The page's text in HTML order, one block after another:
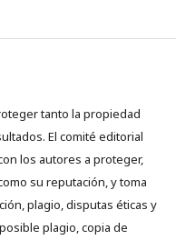
tanto la propiedad
El comité editorial
los autores a proteger,
su reputación, y toma
plagio, disputas éticas y
plagio, copia de